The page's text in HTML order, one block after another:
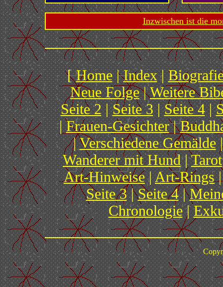
Inzwischen ist die
[Home|Index|
Neue Folge|Weitere
Seite 2|Seite 3|Seite 4|
|Frauen-Gesichter|
|Verschiedene Gemälde
Wanderer mit Hund|Tarot
Art-Hinweise|Art-Rings|
Seite 3|Seite 4|
Chronologie|